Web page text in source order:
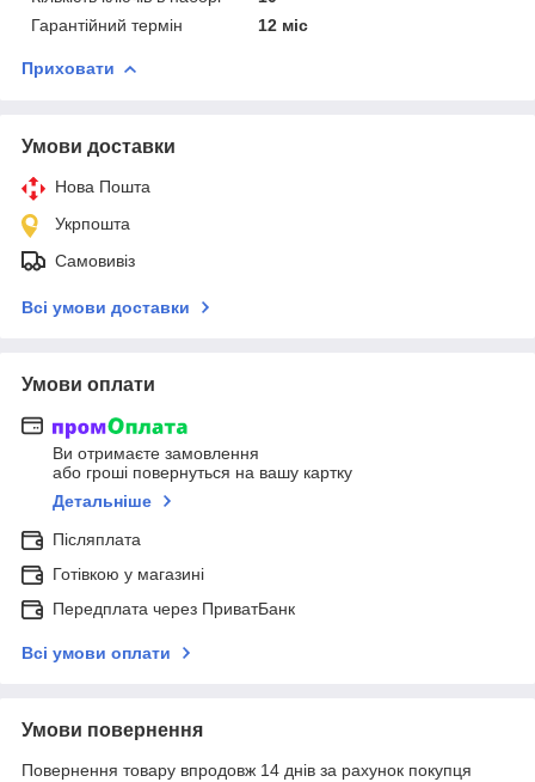
Гарантійний термін
12 міс
Приховати
Умови доставки
Нова Пошта
Укрпошта
Самовивіз
Всі умови доставки
Умови оплати
Ви отримаєте замовлення
або гроші повернуться на вашу картку
Детальніше
Післяплата
Готівкою у магазині
Передплата через ПриватБанк
Всі умови оплати
Умови повернення
Повернення товару впродовж 14 днів за рахунок покупця